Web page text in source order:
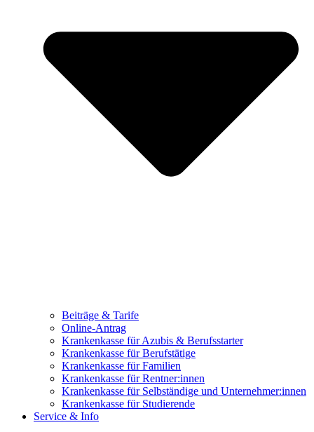
Beiträge & Tarife
Online-Antrag
Krankenkasse für Azubis & Berufsstarter
Krankenkasse für Berufstätige
Krankenkasse für Familien
Krankenkasse für Rentner:innen
Krankenkasse für Selbständige und Unternehmer:innen
Krankenkasse für Studierende
Service & Info